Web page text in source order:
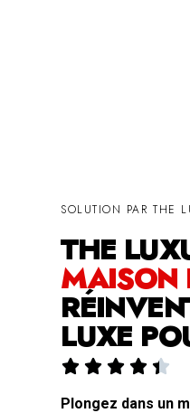
SOLUTION PAR THE
THE
MAISON
LUXE
    
Plongez dans un